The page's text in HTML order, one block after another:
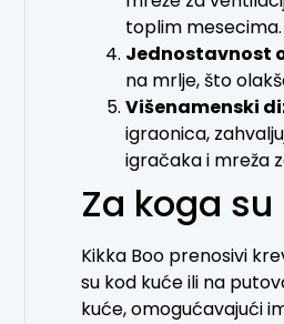
toplim mesecima.
Jednostavnost
na mrlje, što
Višenamenski
igraonica,
igračaka i mreža
Za koga
Kikka Boo prenosivi
su kod kuće ili na
kuće, omogućavajući